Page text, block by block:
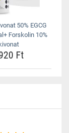
50% EGCG
Forskolin 10%
kivonat
Ft